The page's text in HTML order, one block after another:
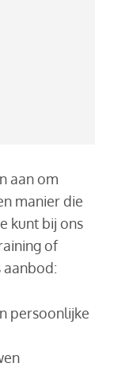
aan om
manier die
kunt bij ons
of
aanbod:
persoonlijke